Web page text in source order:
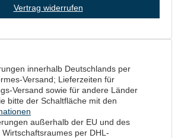
Vertrag widerrufen
innerhalb Deutschlands per
Versand; Lieferzeiten für
Versand sowie für andere Länder
bitte der Schaltfläche mit den
außerhalb der EU und des
Wirtschaftsraumes per DHL-